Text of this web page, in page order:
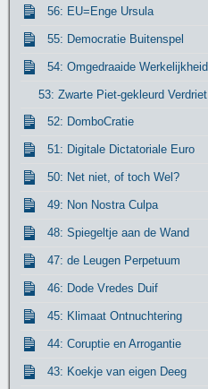
56: EU=Enge Ursula
55: Democratie Buitenspel
54: Omgedraaide Werkelijkheid
53: Zwarte Piet-gekleurd Verdriet
52: DomboCratie
51: Digitale Dictatoriale Euro
50: Net niet, of toch Wel?
49: Non Nostra Culpa
48: Spiegeltje aan de Wand
47: de Leugen Perpetuum
46: Dode Vredes Duif
45: Klimaat Ontnuchtering
44: Coruptie en Arrogantie
43: Koekje van eigen Deeg